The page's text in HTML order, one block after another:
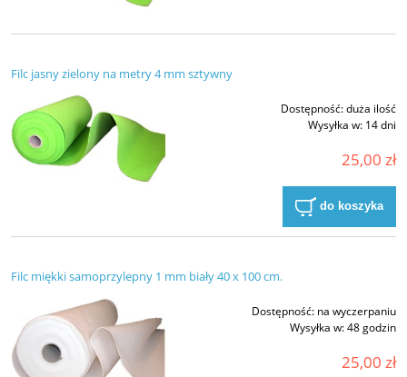
Filc jasny zielony na metry 4 mm sztywny
Dostępność:duża ilość
Wysyłka w: 14 dni
25,00 zł
do koszyka
Filc miękki samoprzylepny 1 mm biały 40 x 100 cm.
Dostępność: na wyczerpaniu
Wysyłka w:48 godzin
25,00 zł